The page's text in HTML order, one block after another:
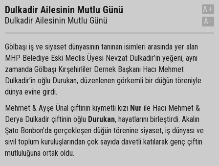
Dulkadir Ailesinin Mutlu Günü
Dulkadir Ailesinin Mutlu Günü
A+
A-
Gölbaşı iş ve siyaset dünyasının tanınan isimleri arasında yer alan
MHP Belediye Eski Meclis Üyesi Nevzat Dulkadir’in yeğeni, aynı
zamanda Gölbaşı Kırşehirliler Dernek Başkanı Hacı Mehmet
Dulkadir’in oğlu Durukan, düzenlenen görkemli bir düğün töreniyle
dünya evine girdi.
Mehmet & Ayşe Ünal çiftinin kıymetli kızı Nur ile Hacı Mehmet &
Derya Dulkadir çiftinin oğlu Durukan, hayatlarını birleştirdi. Akalın
Şato Bonbon'da gerçekleşen düğün törenine siyaset, iş dünyası ve
sivil toplum kuruluşlarından çok sayıda davetli katılarak genç çiftin
mutluluğuna ortak oldu.